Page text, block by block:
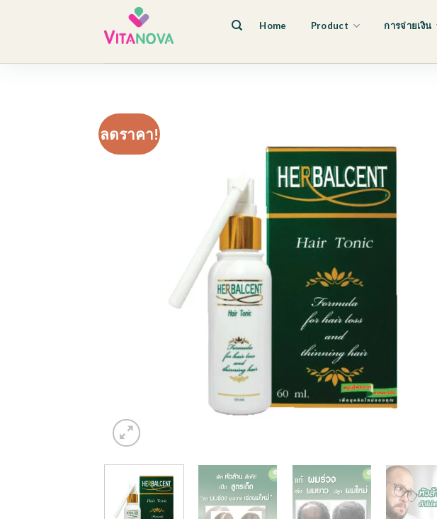
Home Product การจ่ายเงิน
ลดราคา!